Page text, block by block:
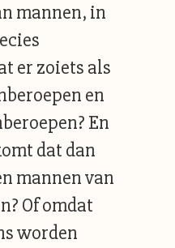
mannen, in
er zoiets als
en
En
dat dan
mannen van
Of omdat
worden